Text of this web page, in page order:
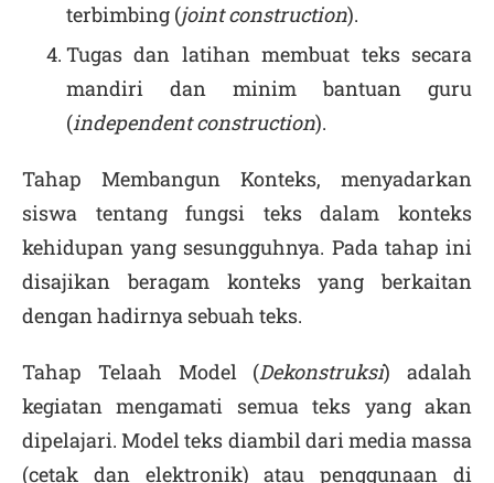
terbimbing (joint construction).
Tugas dan latihan membuat teks secara
mandiri dan minim bantuan guru
(independent construction).
Tahap Membangun Konteks, menyadarkan
siswa tentang fungsi teks dalam konteks
kehidupan yang sesungguhnya. Pada tahap ini
disajikan beragam konteks yang berkaitan
dengan hadirnya sebuah teks.
Tahap Telaah Model (Dekonstruksi) adalah
kegiatan mengamati semua teks yang akan
dipelajari. Model teks diambil dari media massa
(cetak dan elektronik) atau penggunaan di